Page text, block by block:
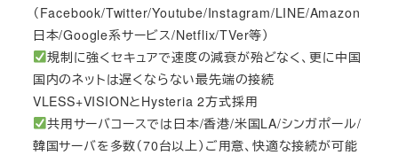
（Facebook/Twitter/Youtube/Instagram/LINE/Amazon
日本/Google系サービス/Netflix/TVer等）
規制に強くセキュアで速度の減衰が殆どなく、更に中国
国内のネットは遅くならない最先端の接続
VLESS+VISIONとHysteria 2方式採用
共用サーバコースでは日本/香港/米国LA/シンガポール/
韓国サーバを多数（70台以上）ご用意、快適な接続が可能